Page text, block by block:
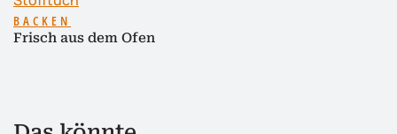
BACKEN
Frisch aus dem Ofen